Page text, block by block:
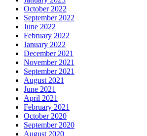
October 2022
September 2022
June 2022
February 2022
January 2022
December 2021
November 2021
September 2021
August 2021
June 2021
April 2021
February 2021
October 2020
September 2020
August 2020